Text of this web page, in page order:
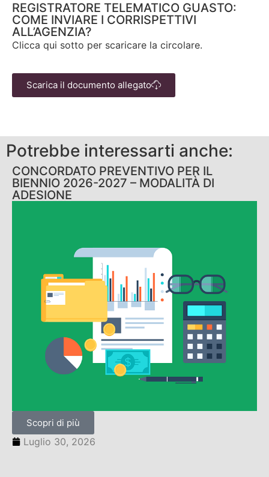
REGISTRATORE TELEMATICO GUASTO:
COME INVIARE I CORRISPETTIVI
ALL’AGENZIA?
Clicca qui sotto per scaricare la circolare.
Scarica il documento allegato
Potrebbe interessarti anche:
CONCORDATO PREVENTIVO PER IL
BIENNIO 2026-2027 – MODALITÀ DI
ADESIONE
Scopri di più
Luglio 30, 2026